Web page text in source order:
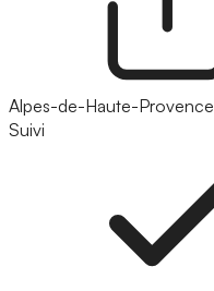
Alpes-de-Haute-Provence
Suivi